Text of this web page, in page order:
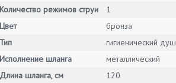
Количество режимов струи
1
Цвет
бронза
Тип
гигиенический душ
Исполнение шланга
металлический
Длина шланга, см
120